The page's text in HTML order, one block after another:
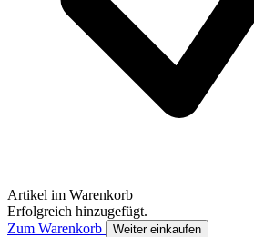
Artikel im Warenkorb
Erfolgreich hinzugefügt.
Zum Warenkorb
Weiter einkaufen